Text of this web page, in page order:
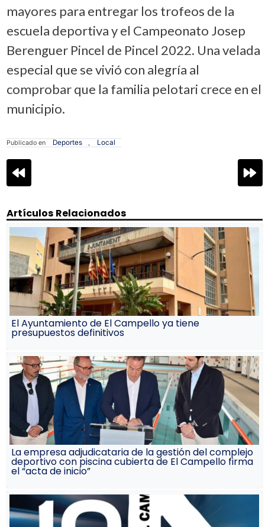
mayores para entregar los trofeos de la
escuela deportiva y el Campeonato Josep
Berenguer Pincel de Pincel 2022. Una velada
especial que se vivió con alegría al
comprobar que la familia pelotari crece en el
municipio.
Publicado en Deportes , Local
Navegación
de
Artículos Relacionados
El Ayuntamiento de El Campello ya tiene
presupuestos definitivos
La empresa adjudicataria de la gestión del complejo
deportivo con piscina cubierta de El Campello firma
el “acta de inicio”